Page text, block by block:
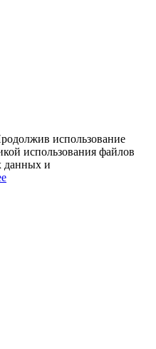
использование
использования файлов
данных и